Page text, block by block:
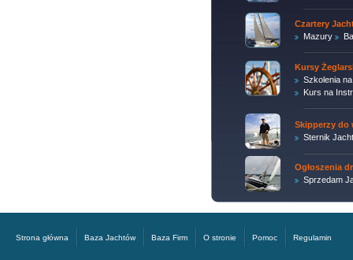
Czartery
Mazury
Kursy
Szkolenia
Kurs na
Skipperzy do
Sternik
Ogłoszenia
Sprzedam
Strona główna Baza Jachtów Baza Firm O stronie Pomoc Regulamin